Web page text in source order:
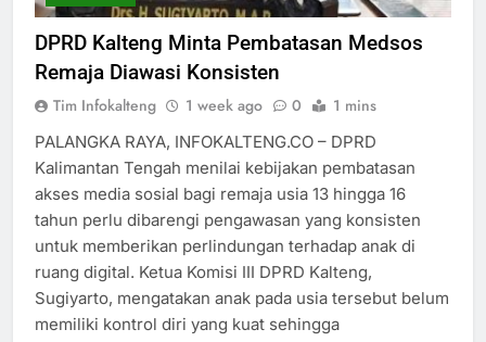
DPRD Kalteng Minta Pembatasan Medsos
Remaja Diawasi Konsisten
Tim Infokalteng 1 week ago 0 1 mins
PALANGKA RAYA, INFOKALTENG.CO – DPRD
Kalimantan Tengah menilai kebijakan pembatasan
akses media sosial bagi remaja usia 13 hingga 16
tahun perlu dibarengi pengawasan yang konsisten
untuk memberikan perlindungan terhadap anak di
ruang digital. Ketua Komisi III DPRD Kalteng,
Sugiyarto, mengatakan anak pada usia tersebut belum
memiliki kontrol diri yang kuat sehingga